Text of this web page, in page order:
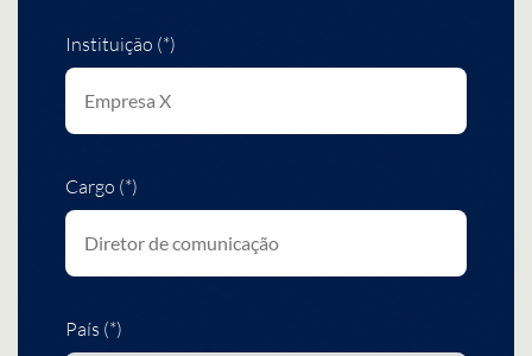
Instituição (*)
Cargo (*)
País (*)